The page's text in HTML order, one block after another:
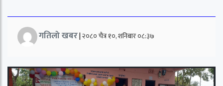
गतिलो खबर|२०८० चैत्र १०, शनिबार ०८:३७